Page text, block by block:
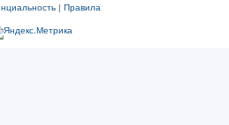
| Правила